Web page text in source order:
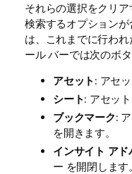
それらの選択をクリ
検索するオプション
は、これまでに行わ
ール バーでは次のボ
アセット : アセ
シート: アセッ
ブックマーク:
を開きます。
インサイト アド
ー を開閉します。